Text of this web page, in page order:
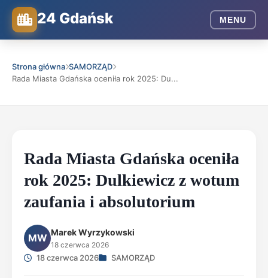
24 Gdańsk MENU
Strona główna SAMORZĄD
Rada Miasta Gdańska oceniła rok 2025: Du...
Rada Miasta Gdańska oceniła
rok 2025: Dulkiewicz z wotum
zaufania i absolutorium
MW Marek Wyrzykowski
18 czerwca 2026
18 czerwca 2026 SAMORZĄD